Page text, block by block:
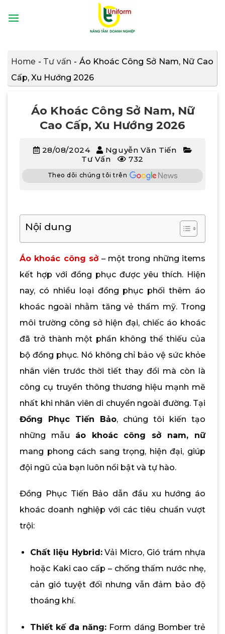
qua
Home - Tư vấn - Áo Khoác Công Sở Nam, Nữ Cao
Cấp, Xu Hướng 2026
Áo Khoác Công Sở Nam, Nữ
Cao Cấp, Xu Hướng 2026
28/08/2024
Nguyễn Văn Tiến
Tư Vấn
732
Theo dõi chúng tôi trên
Nội dung
Áo khoác công sở – một trong những items
kết hợp với đồng phục được yêu thích. Hiện
nay, có nhiều loại đồng phục phối thêm áo
khoác ngoài nhằm tăng vẻ thẩm mỹ. Trong
môi trường công sở hiện đại, chiếc áo khoác
đã trở thành một phần không thể thiếu của
bộ đồng phục. Nó không chỉ bảo vệ sức khỏe
nhân viên trước thời tiết thay đổi mà còn là
công cụ truyền thông thương hiệu mạnh mẽ
nhất khi nhân viên di chuyển ngoài đường. Tại
Đồng Phục Tiến Bảo, chúng tôi kiến tạo
những mẫu áo khoác công sở nam, nữ
mang phong cách sang trọng, hiện đại, giúp
đội ngũ của bạn luôn nổi bật và tự hào.
Đồng Phục Tiến Bảo dẫn đầu xu hướng áo
khoác doanh nghiệp với các tiêu chuẩn vượt
trội:
Chất liệu Hybrid:Vải Micro, Gió trám nhựa
hoặc Kaki cao cấp – chống thấm nước nhẹ,
cản gió tuyệt đối nhưng vẫn đảm bảo độ
thoáng khí.
Thiết kế đa năng: Form dáng Bomber trẻ